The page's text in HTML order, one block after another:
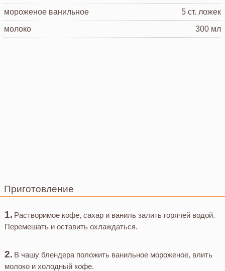
мороженое ванильное
5 ст. ложек
молоко
300 мл
Приготовление
Растворимое кофе, сахар и ваниль залить горячей водой.
Перемешать и оставить охлаждаться.
В чашу блендера положить ванильное мороженое, влить
молоко и холодный кофе.